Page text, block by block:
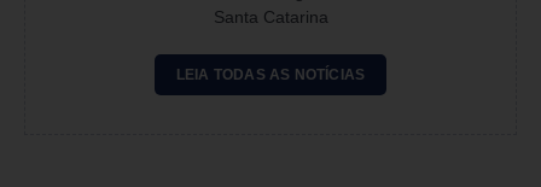
Santa Catarina
LEIA TODAS AS NOTÍCIAS